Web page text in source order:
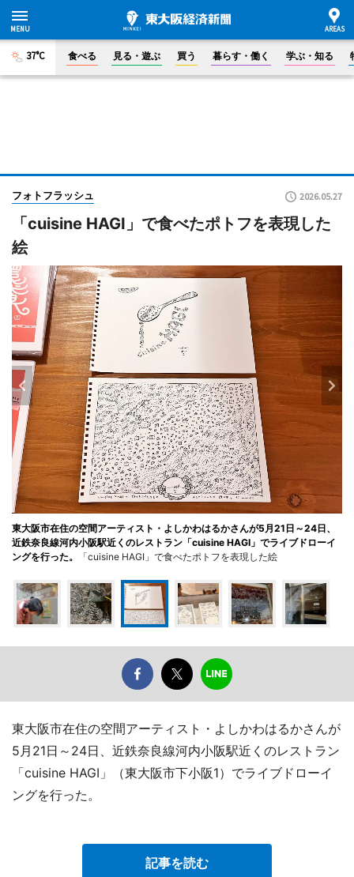
37°C 食べる 見る・遊ぶ 買う 暮らす・働く 学ぶ・知る
フォトフラッシュ 2026.05.27
「cuisine HAGI」で食べたポトフを表現した
絵
東大阪市在住の空間アーティスト・よしかわはるかさんが5月21日～24日、
近鉄奈良線河内小阪駅近くのレストラン「cuisine HAGI」でライブドローイ
ングを行った。
「cuisine HAGI」で食べたポトフを表現した絵
東大阪市在住の空間アーティスト・よしかわはるかさんが
5月21日～24日、近鉄奈良線河内小阪駅近くのレストラン
「cuisine HAGI」（東大阪市下小阪1）でライブドローイ
ングを行った。
記事を読む